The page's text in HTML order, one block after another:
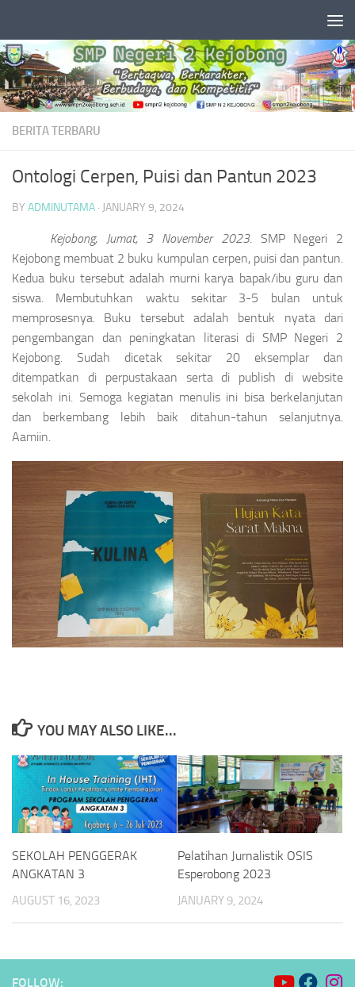
BERITA TERBARU
Ontologi Cerpen, Puisi dan Pantun 2023
BY ADMINUTAMA · JANUARY 9, 2024
Kejobong, Jumat, 3 November 2023. SMP Negeri 2
Kejobong membuat 2 buku kumpulan cerpen, puisi dan pantun.
Kedua buku tersebut adalah murni karya bapak/ibu guru dan
siswa. Membutuhkan waktu sekitar 3-5 bulan untuk
memprosesnya. Buku tersebut adalah bentuk nyata dari
pengembangan dan peningkatan literasi di SMP Negeri 2
Kejobong. Sudah dicetak sekitar 20 eksemplar dan
ditempatkan di perpustakaan serta di publish di website
sekolah ini. Semoga kegiatan menulis ini bisa berkelanjutan
dan berkembang lebih baik ditahun-tahun selanjutnya.
Aamiin.
YOU MAY ALSO LIKE...
SEKOLAH PENGGERAK
ANGKATAN 3
AUGUST 16, 2023
Pelatihan Jurnalistik OSIS
Esperobong 2023
JANUARY 9, 2024
FOLLOW: